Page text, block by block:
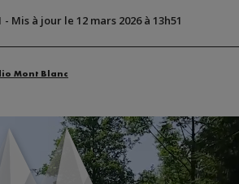
- Mis à jour le 12 mars 2026 à 13h51
Mont Blanc